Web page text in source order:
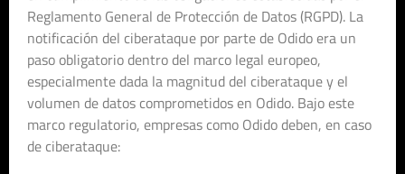
Reglamento General de Protección de Datos (RGPD). La
notificación del ciberataque por parte de Odido era un
paso obligatorio dentro del marco legal europeo,
especialmente dada la magnitud del ciberataque y el
volumen de datos comprometidos en Odido. Bajo este
marco regulatorio, empresas como Odido deben, en caso
de ciberataque: